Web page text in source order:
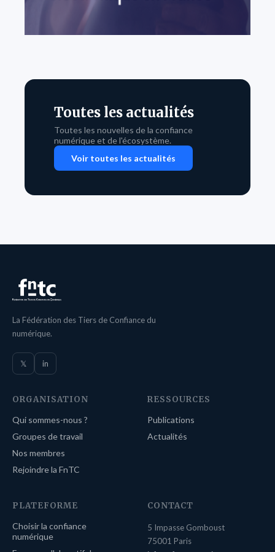
Toutes les actualités
Toutes les nouvelles de la confiance
numérique et de l'écosystème.
Voir toutes les actualités
La Fédération des Tiers de Confiance du
numérique.
𝕏 in
ORGANISATION
Qui sommes-nous ?
Groupes de travail
Nos membres
Rejoindre la FnTC
RESSOURCES
Publications
Actualités
PLATEFORME
Choisir la confiance
numérique
CONTACT
5 Impasse Gomboust
75001 Paris